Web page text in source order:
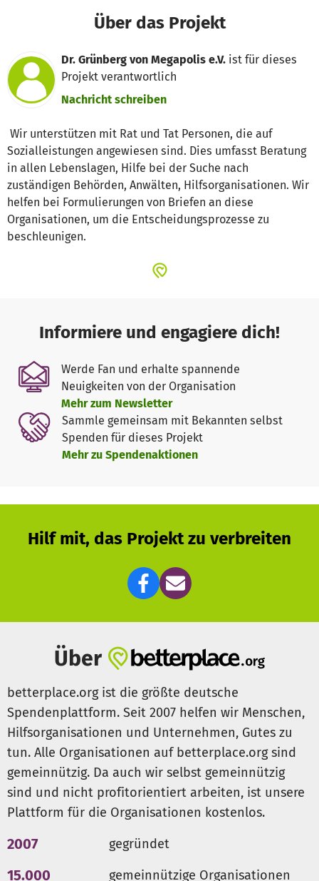
Über das Projekt
Dr. Grünberg von Megapolis e.V. ist für dieses
Projekt verantwortlich
Nachricht schreiben
Wir unterstützen mit Rat und Tat Personen, die auf
Sozialleistungen angewiesen sind. Dies umfasst Beratung
in allen Lebenslagen, Hilfe bei der Suche nach
zuständigen Behörden, Anwälten, Hilfsorganisationen. Wir
helfen bei Formulierungen von Briefen an diese
Organisationen, um die Entscheidungsprozesse zu
beschleunigen.
Informiere und engagiere dich!
Werde Fan und erhalte spannende
Neuigkeiten von der Organisation
Mehr zum Newsletter
Sammle gemeinsam mit Bekannten selbst
Spenden für dieses Projekt
Mehr zu Spendenaktionen
Hilf mit, das Projekt zu verbreiten
Über
betterplace.org ist die größte deutsche
Spendenplattform. Seit 2007 helfen wir Menschen,
Hilfsorganisationen und Unternehmen, Gutes zu
tun. Alle Organisationen auf betterplace.org sind
gemeinnützig. Da auch wir selbst gemeinnützig
sind und nicht profitorientiert arbeiten, ist unsere
Plattform für die Organisationen kostenlos.
2007 gegründet
15.000 gemeinnützige Organisationen